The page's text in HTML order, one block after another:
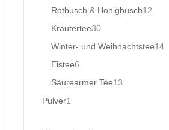
Produkte
Rotbusch & Honigbusch1212
Kräutertee3030
Produkte
Winter- und Weihnachtstee1414
Eistee66
Produkte
Säurearmer Tee1313
Pulver1